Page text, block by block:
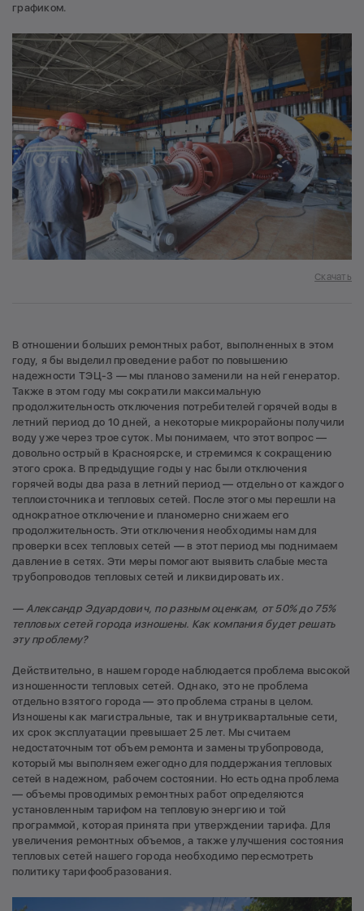
графиком.
Скачать
В отношении больших ремонтных работ, выполненных в этом
году, я бы выделил проведение работ по повышению
надежности ТЭЦ-3 — мы планово заменили на ней генератор.
Также в этом году мы сократили максимальную
продолжительность отключения потребителей горячей воды в
летний период до 10 дней, а некоторые микрорайоны получили
воду уже через трое суток. Мы понимаем, что этот вопрос —
довольно острый в Красноярске, и стремимся к сокращению
этого срока. В предыдущие годы у нас были отключения
горячей воды два раза в летний период — отдельно от каждого
теплоисточника и тепловых сетей. После этого мы перешли на
однократное отключение и планомерно снижаем его
продолжительность. Эти отключения необходимы нам для
проверки всех тепловых сетей — в этот период мы поднимаем
давление в сетях. Эти меры помогают выявить слабые места
трубопроводов тепловых сетей и ликвидировать их.
— Александр Эдуардович, по разным оценкам, от 50% до 75%
тепловых сетей города изношены. Как компания будет решать
эту проблему?
Действительно, в нашем городе наблюдается проблема высокой
изношенности тепловых сетей. Однако, это не проблема
отдельно взятого города — это проблема страны в целом.
Изношены как магистральные, так и внутриквартальные сети,
их срок эксплуатации превышает 25 лет. Мы считаем
недостаточным тот объем ремонта и замены трубопровода,
который мы выполняем ежегодно для поддержания тепловых
сетей в надежном, рабочем состоянии. Но есть одна проблема
— объемы проводимых ремонтных работ определяются
установленным тарифом на тепловую энергию и той
программой, которая принята при утверждении тарифа. Для
увеличения ремонтных объемов, а также улучшения состояния
тепловых сетей нашего города необходимо пересмотреть
политику тарифообразования.